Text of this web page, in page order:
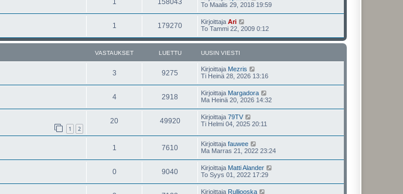
To Maalis 29, 2018 19:59
1 179270 Kirjoittaja Ari
To Tammi 22, 2009 0:12
VASTAUKSET LUETTU UUSIN VIESTI
3 9275 Kirjoittaja Mezris
Ti Heinä 28, 2026 13:16
4 2918 Kirjoittaja Margadora
Ma Heinä 20, 2026 14:32
1 2
20 49920 Kirjoittaja 79TV
Ti Helmi 04, 2025 20:11
1 7610 Kirjoittaja fauwee
Ma Marras 21, 2022 23:24
0 9040 Kirjoittaja Matti Alander
To Syys 01, 2022 17:29
Kirjoittaja Rulliooska